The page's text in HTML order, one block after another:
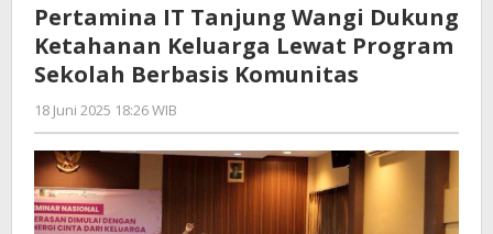
Wangi
Dukung
Ketahanan
Sekolah
Berbasis
Komunitas
Pertamina IT Tanjung Wangi Dukung
Ketahanan Keluarga Lewat Program
Sekolah Berbasis Komunitas
18 Juni 2025 18:26 WIB
Gagah
Saputra